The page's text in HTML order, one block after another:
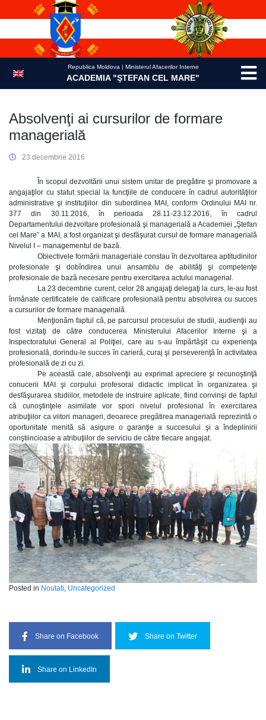
Republica Moldova | Ministerul Afacerilor Interne
ACADEMIA "ŞTEFAN CEL MARE"
Absolvenţi ai cursurilor de formare
managerială
23 decembrie 2016
În scopul dezvoltării unui sistem unitar de pregătire şi promovare a
angajaţilor cu statut special la funcţiile de conducere în cadrul autorităţilor
administrative şi instituţiilor din subordinea MAI, conform Ordinului MAI nr.
377 din 30.11.2016, în perioada 28.11-23.12.2016, în cadrul
Departamentului dezvoltare profesională şi managerială a Academiei „Ştefan
cel Mare” a MAI, a fost organizat şi desfăşurat cursul de formare managerială
Nivelul I – managementul de bază.
Obiectivele formării manageriale constau în dezvoltarea aptitudinilor
profesionale şi dobîndirea unui ansamblu de abilităţi şi competenţe
profesionale de bază necesare pentru exercitarea actului managerial.
La 23 decembrie curent, celor 28 angajaţi delegaţi la curs, le-au fost
înmânate certificatele de calificare profesională pentru absolvirea cu succes
a cursurilor de formare managerială.
Menţionăm faptul că, pe parcursul procesului de studii, audienţii au
fost vizitaţi de către conducerea Ministerului Afacerilor Interne şi a
Inspectoratului General al Poliţiei, care au s-au împărtăşit cu experienţa
profesională, dorindu-le succes în carieră, curaj şi perseverenţă în activitatea
profesională de zi cu zi.
Pe această cale, absolvenţii au exprimat apreciere şi recunoştinţă
conucerii MAI şi corpului profesoral didactic implicat în organizarea şi
desfăşurarea studiilor, metodele de instruire aplicate, fiind convinşi de faptul
că cunoştinţele asimilate vor spori nivelul profesional în exercitarea
atribuţiilor ca viitori manageri, deoarece pregătirea managerială reprezintă o
oportunitate menită să asigure o garanţie a succesului şi a îndeplinirii
conştiincioase a atribuţiilor de serviciu de către fiecare angajat.
Posted in Noutati, Uncategorized
Share on Facebook Share on Twitter
Share on LinkedIn